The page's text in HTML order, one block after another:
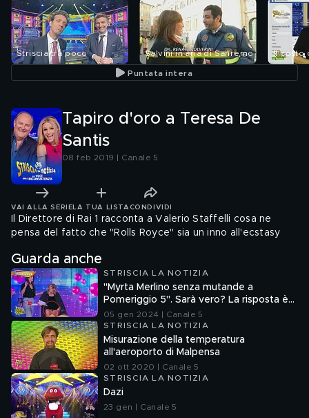
Striscia tra poco Salvini in aria di Sanremo Il costo
Puntata intera
Tapiro d'oro a Teresa De
Santis
08 feb 2019 | Canale 5
VAI ALLA SERIE LA TUA LISTA CONDIVIDI
Il Direttore di Rai 1 racconta a Valerio Staffelli cosa ne
pensa del fatto che "Rolls Royce" sia un inno all'ecstasy
Guarda anche
STRISCIA LA NOTIZIA
"Myrta Merlino senza mutande a
Pomeriggio 5". Sarà vero? La risposta è
nel fuorionda
05 gen 2024 | Canale 5
STRISCIA LA NOTIZIA
Misurazione della temperatura
all'aeroporto di Malpensa
02 ott 2020 | Canale 5
STRISCIA LA NOTIZIA
Dazi
23 gen | Canale 5